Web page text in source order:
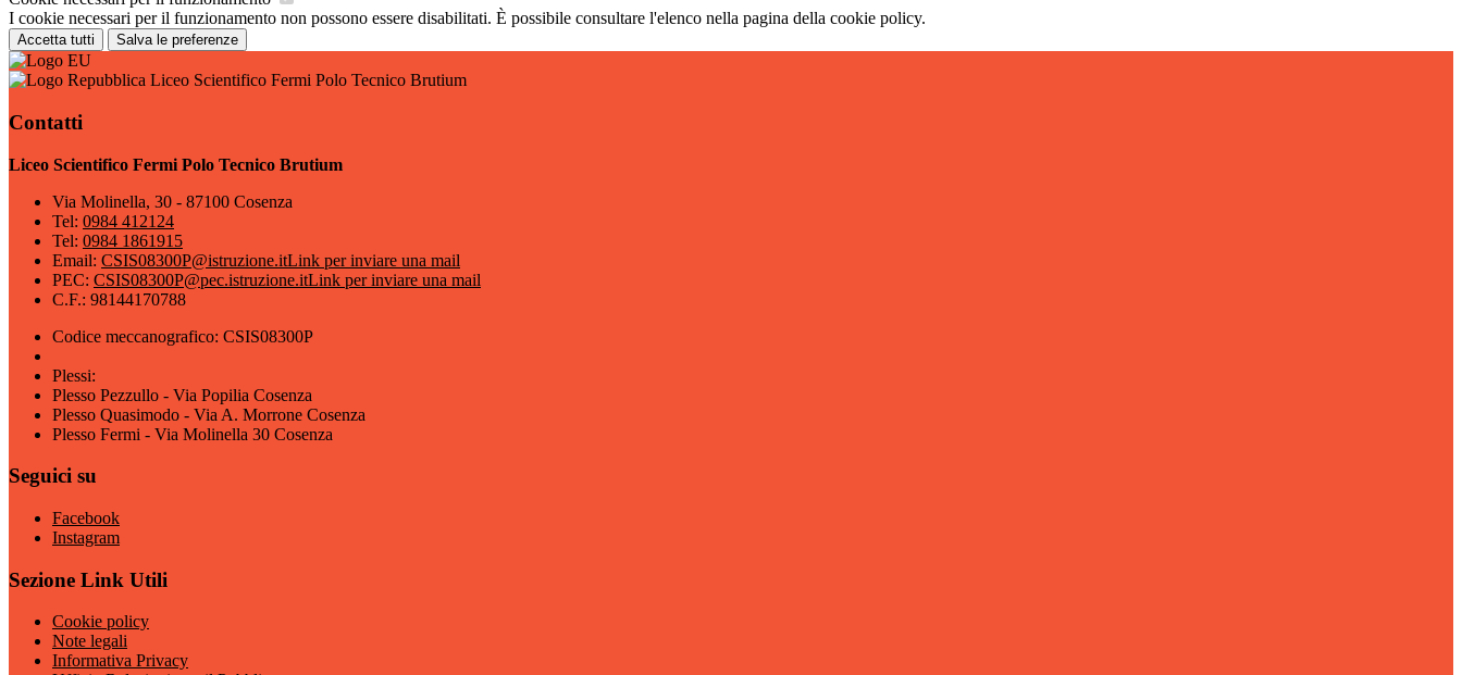
I cookie necessari per il funzionamento non possono essere disabilitati. È possibile consultare l'elenco nella pagina della cookie policy.
Accetta tutti Salva le preferenze
Liceo Scientifico Fermi Polo Tecnico Brutium
Contatti
Liceo Scientifico Fermi Polo Tecnico Brutium
Via Molinella, 30 - 87100 Cosenza
Tel: 0984 412124
Tel: 0984 1861915
Email: CSIS08300P@istruzione.itLink per inviare una mail
PEC: CSIS08300P@pec.istruzione.itLink per inviare una mail
C.F.: 98144170788
Codice meccanografico: CSIS08300P
Plessi:
Plesso Pezzullo - Via Popilia Cosenza
Plesso Quasimodo - Via A. Morrone Cosenza
Plesso Fermi - Via Molinella 30 Cosenza
Seguici su
Facebook
Instagram
Sezione Link Utili
Cookie policy
Note legali
Informativa Privacy